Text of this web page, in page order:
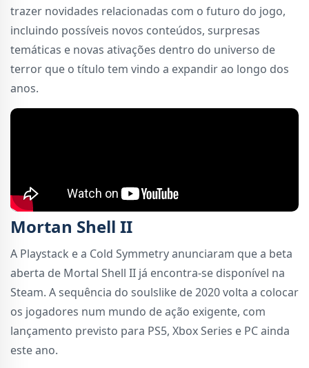
trazer novidades relacionadas com o futuro do jogo,
incluindo possíveis novos conteúdos, surpresas
temáticas e novas ativações dentro do universo de
terror que o título tem vindo a expandir ao longo dos
anos.
Mortan Shell II
A Playstack e a Cold Symmetry anunciaram que a beta
aberta de Mortal Shell II já encontra-se disponível na
Steam. A sequência do soulslike de 2020 volta a colocar
os jogadores num mundo de ação exigente, com
lançamento previsto para PS5, Xbox Series e PC ainda
este ano.